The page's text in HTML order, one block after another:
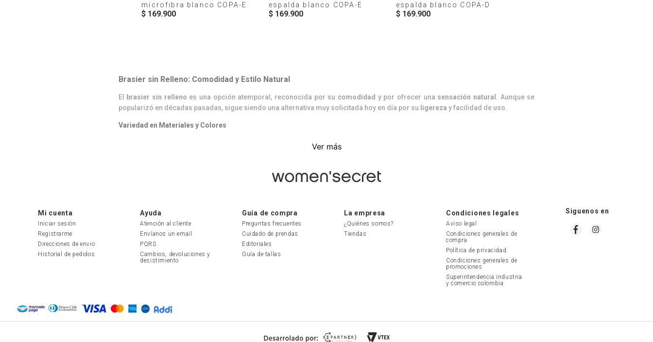
microfibra blanco COPA-E
$ 169.900
espalda blanco COPA-E
$ 169.900
espalda blanco COPA-D
$ 169.900
Brasier sin Relleno: Comodidad y Estilo Natural
El brasier sin relleno es una opción atemporal, reconocida por su comodidad y por ofrecer una sensación natural
. Aunque se
popularizó en décadas pasadas, sigue siendo una alternativa muy solicitada hoy en día por su ligereza y facilidad de uso.
Variedad en Materiales y Colores
, encontrarás modelos confeccionados en una amplia variedad de materiales como
estructura sin perder la sensación natural. También disponemos de opciones
, para aquellas que buscan el máximo
confort y una experiencia sin restricciones.
Brasieres sin Tirantes y sin Relleno
Cada vez son más las mujeres que optan por losbrasieres sin tirantes y sin relleno
, ya que son una opción práctica que se ajusta
. Estos brasieres brindanlibertad y versatilidad
Al escoger unbrasier sin relleno
busto y afectar su forma, mientras que uno demasiado grande no proporcionará el soporte necesario y creará un efecto poco
Ver más
Mi cuenta
Iniciar sesión
Registrarme
Direcciones de envio
Historial de pedidos
Ayuda
Atención al cliente
Envíanos un email
PQRS
Cambios, devoluciones y
desistimiento
Guía de compra
Preguntas frecuentes
Cuidado de prendas
Editoriales
Guía de tallas
La empresa
¿Quiénes somos?
Tiendas
Condiciones legales
Aviso legal
Condiciones generales de
compra
Política de privacidad
Condiciones generales de
promociones
Superintendencia industria
y comercio colombia
Siguenos en